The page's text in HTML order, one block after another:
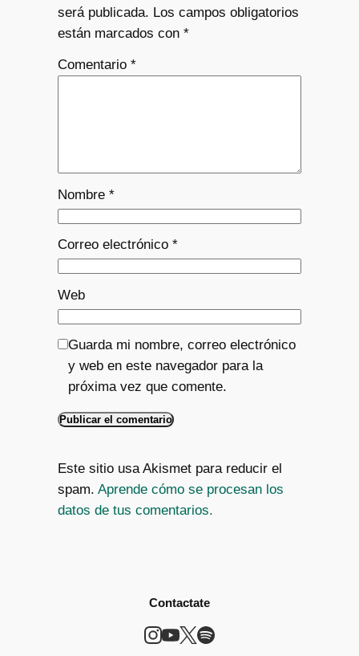
será publicada. Los campos obligatorios
están marcados con *
Comentario *
Nombre *
Correo electrónico *
Web
Guarda mi nombre, correo electrónico
y web en este navegador para la
próxima vez que comente.
Este sitio usa Akismet para reducir el
spam. Aprende cómo se procesan los
datos de tus comentarios.
Contactate